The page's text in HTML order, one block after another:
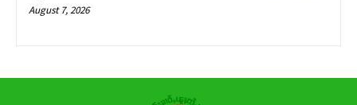
August 7, 2026